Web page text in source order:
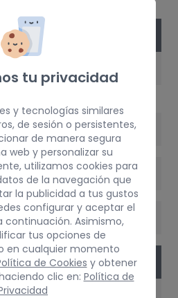
tu privacidad
y tecnologías similares
de sesión o persistentes,
de manera segura
web y personalizar su
utilizamos cookies para
de la navegación que
la publicidad a tus gustos
configurar y aceptar el
continuación. Asimismo,
tus opciones de
en cualquier momento
de Cookies y obtener
clic en: Política de